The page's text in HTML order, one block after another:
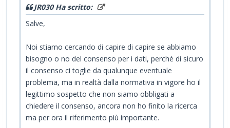
JR030 Ha scritto:
Salve,
Noi stiamo cercando di capire di capire se abbiamo
bisogno o no del consenso per i dati, perchè di sicuro
il consenso ci toglie da qualunque eventuale
problema, ma in realtà dalla normativa in vigore ho il
legittimo sospetto che non siamo obbligati a
chiedere il consenso, ancora non ho finito la ricerca
ma per ora il riferimento più importante.